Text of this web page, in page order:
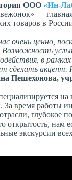
ООО «Ин-
—
товаров в
очень ценно,
Возможность
в
сделать
Пешехонова,
время работы
отрасли,
открытость, нам
экскурсии